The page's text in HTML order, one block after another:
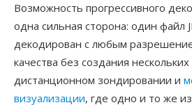
Возможность прогрессивного
одна сильная сторона: один файл
декодирован с любым
качества без создания
дистанционном зондировании и
визуализации, где одно и то же